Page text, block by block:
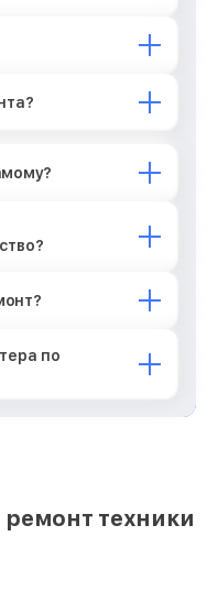
по
техники